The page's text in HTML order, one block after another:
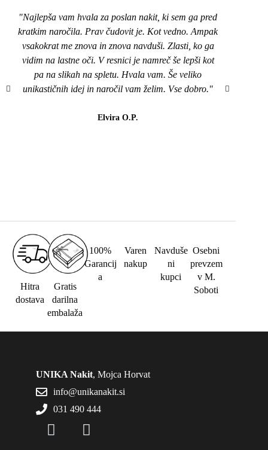
"Najlepša vam hvala za poslan nakit, ki sem ga pred
kratkim naročila. Prav čudovit je. Kot vedno. Ampak
vsakokrat me znova in znova navduši. Zlasti, ko ga
vidim na lastne oči. V resnici je namreč še lepši kot
pa na slikah na spletu. Hvala vam. Še veliko
unikastičnih idej in naročil vam želim. Vse dobro."
Elvira O.P.
Hitra
dostava
Gratis
darilna
embalaža
100%
Garancij
a
Varen
nakup
Navduše
ni
kupci
Osebni
prevzem
v M.
Soboti
UNIKA Nakit, Mojca Horvat
info@unikanakit.si
031 490 444